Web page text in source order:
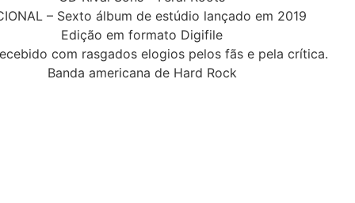
– Sexto álbum de estúdio lançado em 2019
Edição em formato Digifile
com rasgados elogios pelos fãs e pela crítica.
Banda americana de Hard Rock